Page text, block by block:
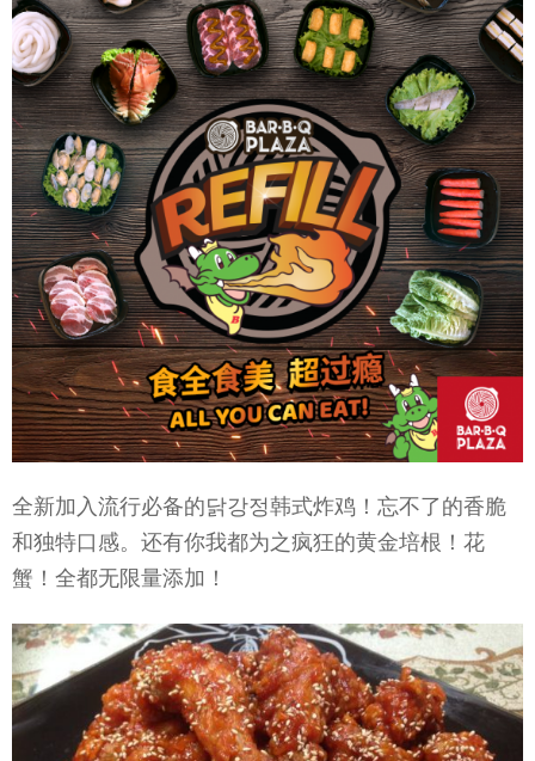
全新加入流行必备的닭강정韩式炸鸡！忘不了的香脆
和独特口感。还有你我都为之疯狂的黄金培根！花
蟹！全都无限量添加！